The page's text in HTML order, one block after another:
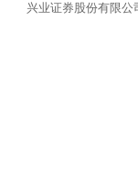
兴业证券股份有限